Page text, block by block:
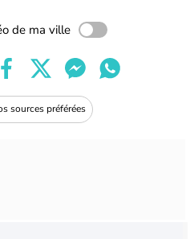
de ma ville
sources préférées